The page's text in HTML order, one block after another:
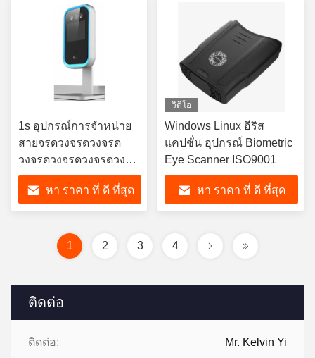
ติดต่อ
ติดต่อ: Mr. Kelvin Yi
1s อุปกรณ์การจําหน่าย
สายจรดวงจรดวงจรด
วงจรดวงจรดวงจรดวง
จรดวงจรดวงจรดวงจร
ดวงจรดวงจรดวงจรด
วงจรดวงจรดวงจรดวง
ดวงจรดวงจรดวงจรด
วงจรดวงจรดวงจรดวง
ดวงจรดวงจรดวงจรด
หา ราคา ที่ ดี ที่สุด
วิดีโอ
Windows Linux อีริส
แคปชั่น อุปกรณ์ Biometric
Eye Scanner ISO9001
หา ราคา ที่ ดี ที่สุด
1 2 3 4